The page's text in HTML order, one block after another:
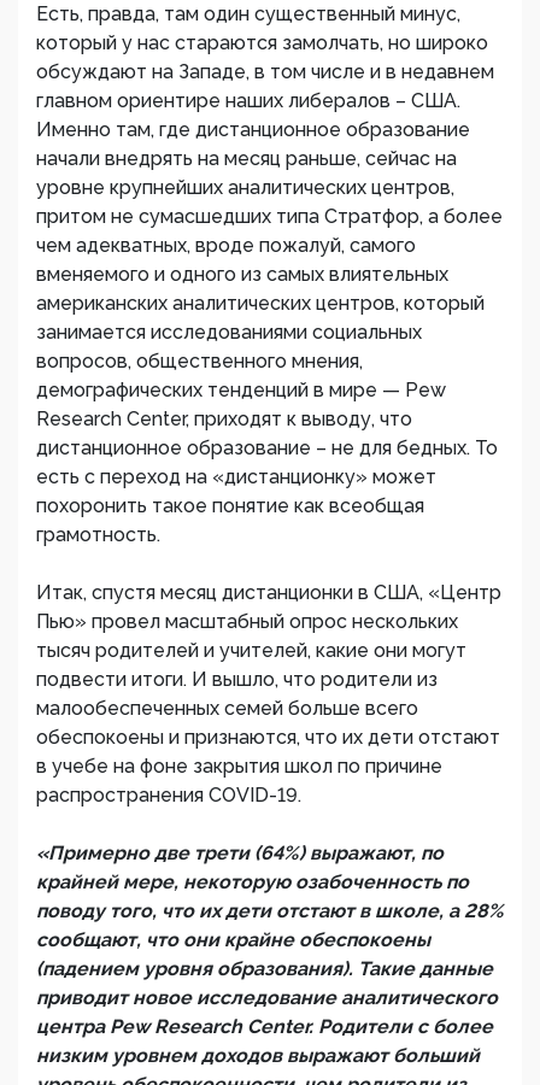
Есть, правда, там один существенный минус,
который у нас стараются замолчать, но широко
обсуждают на Западе, в том числе и в недавнем
главном ориентире наших либералов – США.
Именно там, где дистанционное образование
начали внедрять на месяц раньше, сейчас на
уровне крупнейших аналитических центров,
притом не сумасшедших типа Стратфор, а более
чем адекватных, вроде пожалуй, самого
вменяемого и одного из самых влиятельных
американских аналитических центров, который
занимается исследованиями социальных
вопросов, общественного мнения,
демографических тенденций в мире — Pew
Research Center, приходят к выводу, что
дистанционное образование – не для бедных. То
есть с переход на «дистанционку» может
похоронить такое понятие как всеобщая
грамотность.
Итак, спустя месяц дистанционки в США, «Центр
Пью» провел масштабный опрос нескольких
тысяч родителей и учителей, какие они могут
подвести итоги. И вышло, что родители из
малообеспеченных семей больше всего
обеспокоены и признаются, что их дети отстают
в учебе на фоне закрытия школ по причине
распространения COVID-19.
«Примерно две трети (64%) выражают, по
крайней мере, некоторую озабоченность по
поводу того, что их дети отстают в школе, а 28%
сообщают, что они крайне обеспокоены
(падением уровня образования). Такие данные
приводит новое исследование аналитического
центра Pew Research Center. Родители с более
низким уровнем доходов выражают больший